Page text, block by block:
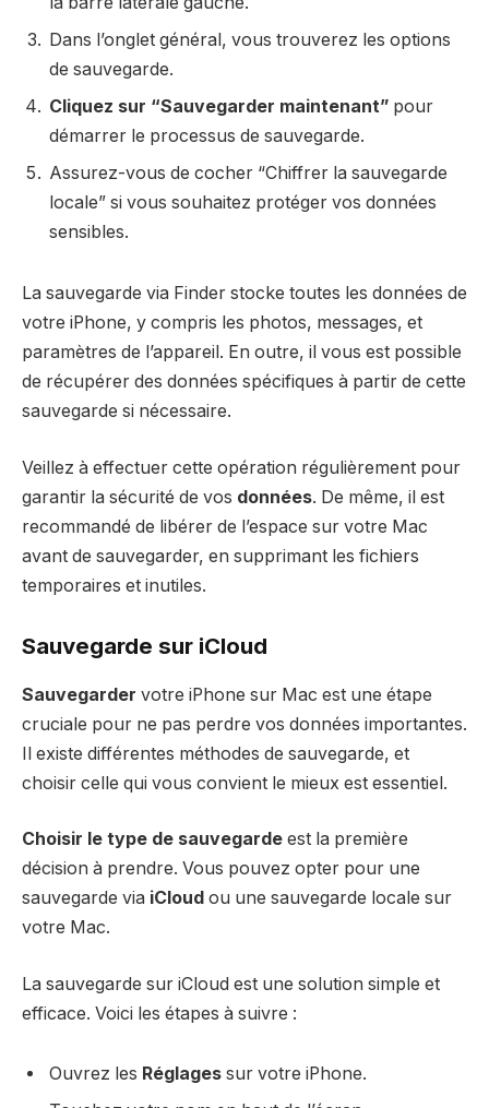
Dans l’onglet général, vous trouverez les options
de sauvegarde.
Cliquez sur “Sauvegarder maintenant” pour
démarrer le processus de sauvegarde.
Assurez-vous de cocher “Chiffrer la sauvegarde
locale” si vous souhaitez protéger vos données
sensibles.
La sauvegarde via Finder stocke toutes les données de
votre iPhone, y compris les photos, messages, et
paramètres de l’appareil. En outre, il vous est possible
de récupérer des données spécifiques à partir de cette
sauvegarde si nécessaire.
Veillez à effectuer cette opération régulièrement pour
garantir la sécurité de vos données. De même, il est
recommandé de libérer de l’espace sur votre Mac
avant de sauvegarder, en supprimant les fichiers
temporaires et inutiles.
Sauvegarde sur iCloud
Sauvegarder votre iPhone sur Mac est une étape
cruciale pour ne pas perdre vos données importantes.
Il existe différentes méthodes de sauvegarde, et
choisir celle qui vous convient le mieux est essentiel.
Choisir le type de sauvegarde est la première
décision à prendre. Vous pouvez opter pour une
sauvegarde via iCloud ou une sauvegarde locale sur
votre Mac.
La sauvegarde sur iCloud est une solution simple et
efficace. Voici les étapes à suivre :
Ouvrez les Réglages sur votre iPhone.